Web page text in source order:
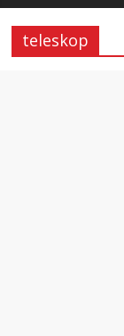
teleskop